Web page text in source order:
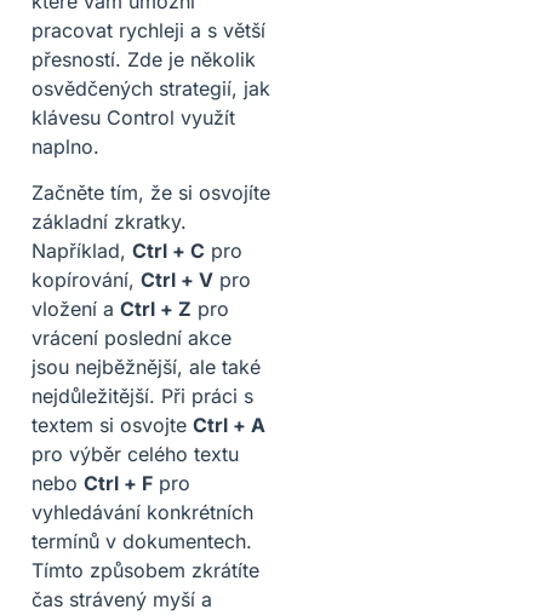
pracovat rychleji a s větší
přesností. Zde je několik
osvědčených strategií, jak
klávesu Control využít
naplno.
Začněte tím, že si osvojíte
základní zkratky.
Například, Ctrl + C pro
kopírování, Ctrl + V pro
vložení a Ctrl + Z pro
vrácení poslední akce
jsou nejběžnější, ale také
nejdůležitější. Při práci s
textem si osvojte Ctrl + A
pro výběr celého textu
nebo Ctrl + F pro
vyhledávání konkrétních
termínů v dokumentech.
Tímto způsobem zkrátíte
čas strávený myší a